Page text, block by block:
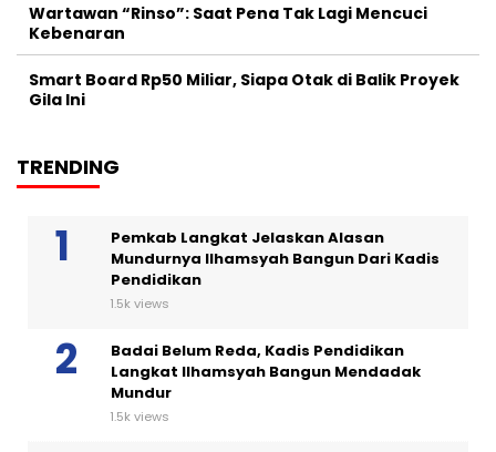
Wartawan “Rinso”: Saat Pena Tak Lagi Mencuci
Kebenaran
Smart Board Rp50 Miliar, Siapa Otak di Balik Proyek
Gila Ini
TRENDING
Pemkab Langkat Jelaskan Alasan
Mundurnya Ilhamsyah Bangun Dari Kadis
Pendidikan
1.5k views
Badai Belum Reda, Kadis Pendidikan
Langkat Ilhamsyah Bangun Mendadak
Mundur
1.5k views